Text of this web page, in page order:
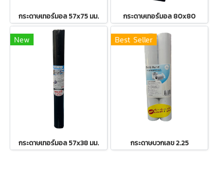
กระดาษเทอร์มอล 57x75 มม. กระดาษเทอร์มอล 80x80
New
กระดาษเทอร์มอล 57x38 มม.
Best Seller
กระดาษบวกเลข 2.25